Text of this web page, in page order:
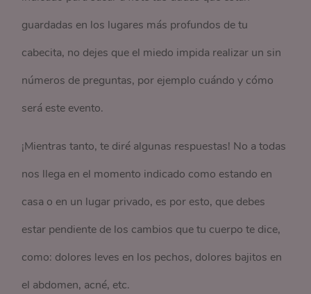
guardadas en los lugares más profundos de tu
cabecita, no dejes que el miedo impida realizar un sin
números de preguntas, por ejemplo cuándo y cómo
será este evento.
¡Mientras tanto, te diré algunas respuestas! No a todas
nos llega en el momento indicado como estando en
casa o en un lugar privado, es por esto, que debes
estar pendiente de los cambios que tu cuerpo te dice,
como: dolores leves en los pechos, dolores bajitos en
el abdomen, acné, etc.